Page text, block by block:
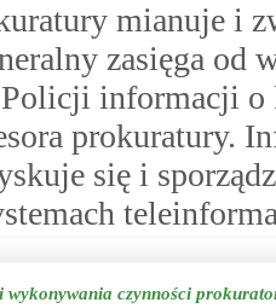
mianuje i
zasięga od
Policji informacji
prokuratury.
się i
wykonywania czynności